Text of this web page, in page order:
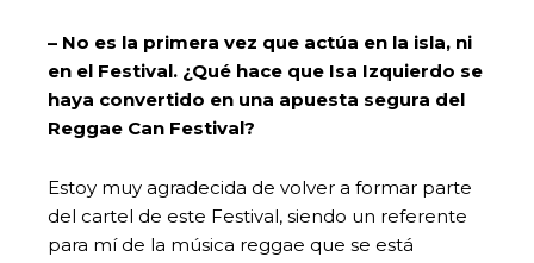
– No es la primera vez que actúa en la isla, ni
en el Festival. ¿Qué hace que Isa Izquierdo se
haya convertido en una apuesta segura del
Reggae Can Festival?
Estoy muy agradecida de volver a formar parte
del cartel de este Festival, siendo un referente
para mí de la música reggae que se está